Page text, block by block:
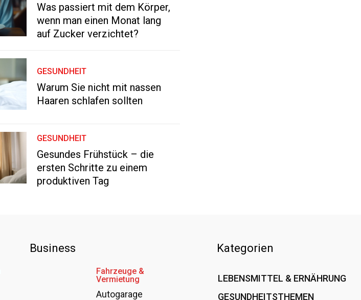
Was passiert mit dem Körper,
wenn man einen Monat lang
auf Zucker verzichtet?
GESUNDHEIT
Warum Sie nicht mit nassen
Haaren schlafen sollten
GESUNDHEIT
Gesundes Frühstück – die
ersten Schritte zu einem
produktiven Tag
Business
Fahrzeuge &
Vermietung
Autogarage
Kategorien
LEBENSMITTEL & ERNÄHRUNG
GESUNDHEITSTHEMEN